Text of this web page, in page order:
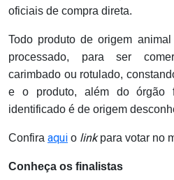
oficiais de compra direta.
Todo produto de origem
processado, para ser
carimbado ou rotulado,
e o produto, além do órgão
identificado é de origem
Confira aqui o linkpara votar no
Conheça os finalistas